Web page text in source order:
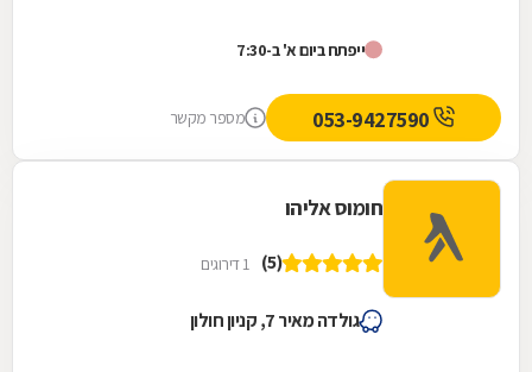
ייפתח ביום א' ב-7:30
מספר מקשר
חומוס אליהו
(5) 1 דירוגים
גולדה מאיר 7, קניון חולון